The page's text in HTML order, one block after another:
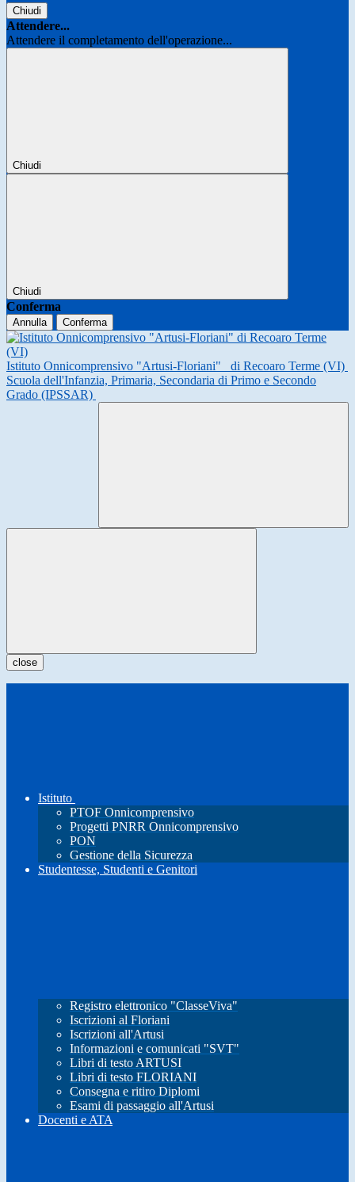
Chiudi
Attendere...
Attendere il completamento dell'operazione...
Chiudi
Chiudi
Conferma
Annulla Conferma
Istituto Onnicomprensivo "Artusi-Floriani"
di Recoaro Terme (VI)
Scuola dell'Infanzia, Primaria, Secondaria di Primo e Secondo
Grado (IPSSAR)
close
Istituto
PTOF Onnicomprensivo
Progetti PNRR Onnicomprensivo
PON
Gestione della Sicurezza
Studentesse, Studenti e Genitori
Registro elettronico "ClasseViva"
Iscrizioni al Floriani
Iscrizioni all'Artusi
Informazioni e comunicati "SVT"
Libri di testo ARTUSI
Libri di testo FLORIANI
Consegna e ritiro Diplomi
Esami di passaggio all'Artusi
Docenti e ATA